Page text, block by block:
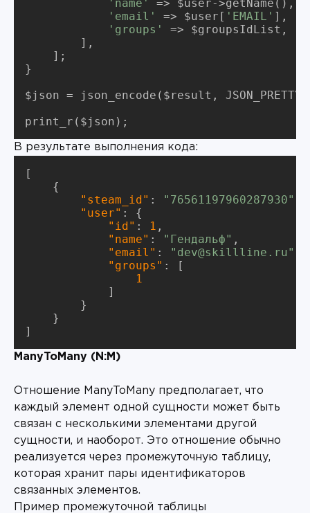
'name'
=> $user->getName(),
'email'
=> $user[ 'EMAIL' ],
'groups'
=> $groupsIdList,
    ];
}
$json = json_encode($result,
print_r($json);
В результате выполнения кода:
[
    {
"steam_id" : "76561197960287930"
"user" : {
"id" : 1 ,
"name" : "Гендальф" ,
"email" : "dev@skillline.ru"
"groups" : [
1
            ]
        }
    }
]
ManyToMany (N:M)
Отношение ManyToMany предполагает, что
каждый элемент одной сущности может быть
связан с несколькими элементами другой
сущности, и наоборот. Это отношение обычно
реализуется через промежуточную таблицу,
которая хранит пары идентификаторов
связанных элементов.
Пример промежуточной таблицы